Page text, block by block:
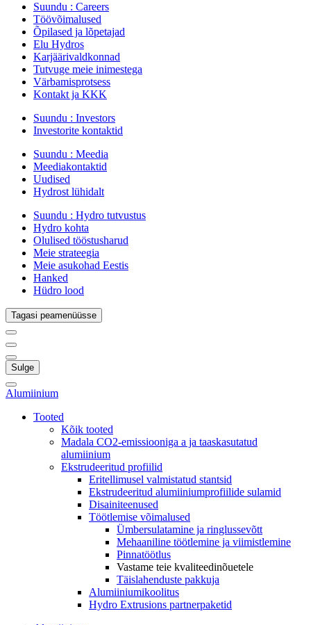
Suundu : Careers
Töövõimalused
Õpilased ja lõpetajad
Elu Hydros
Karjäärivaldkonnad
Tutvuge meie inimestega
Värbamisprotsess
Kontakt ja KKK
Suundu : Investors
Investorite kontaktid
Suundu : Meedia
Meediakontaktid
Uudised
Hydrost lühidalt
Suundu : Hydro tutvustus
Hydro kohta
Olulised tööstusharud
Meie strateegia
Meie asukohad Eestis
Hanked
Hüdro lood
Tagasi peamenüüsse
Sulge
Alumiinium
Tooted
Kõik tooted
Madala CO2-emissiooniga a ja taaskasutatud
alumiinium
Ekstrudeeritud profiilid
Eritellimusel valmistatud stantsid
Ekstrudeeritud alumiiniumprofiilide sulamid
Disainiteenused
Töötlemise võimalused
Ümbersulatamine ja ringlussevõtt
Mehaaniline töötlemine ja viimistlemine
Pinnatöötlus
Vastame teie kvaliteedinõuetele
Täislahenduste pakkuja
Alumiiniumikoolitus
Hydro Extrusions partnerpaketid